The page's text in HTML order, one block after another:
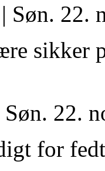
| Søn. 22.
sikker
Søn. 22.
for